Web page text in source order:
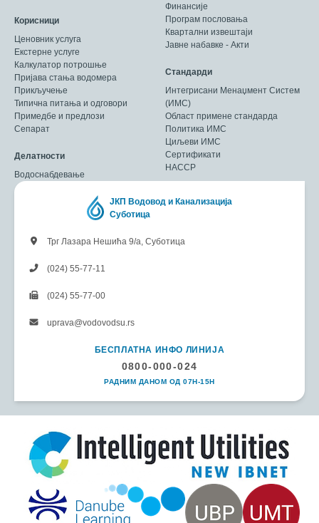
Корисници
Ценовник услуга
Екстерне услуге
Калкулатор потрошње
Пријава стања водомера
Прикључење
Типична питања и одговори
Примедбе и предлози
Сепарат
Делатности
Водоснабдевање
Финансије
Програм пословања
Квартални извештаји
Јавне набавке - Акти
Стандарди
Интегрисани Менаџмент Систем
(ИМС)
Област примене стандарда
Политика ИМС
Циљеви ИМС
Сертификати
HACCP
ЈКП Водовод и Канализација
Суботица
Трг Лазара Нешића 9/а, Суботица
(024) 55-77-11
(024) 55-77-00
uprava@vodovodsu.rs
БЕСПЛАТНА ИНФО ЛИНИЈА
0800-000-024
РАДНИМ ДАНОМ ОД 07H-15H